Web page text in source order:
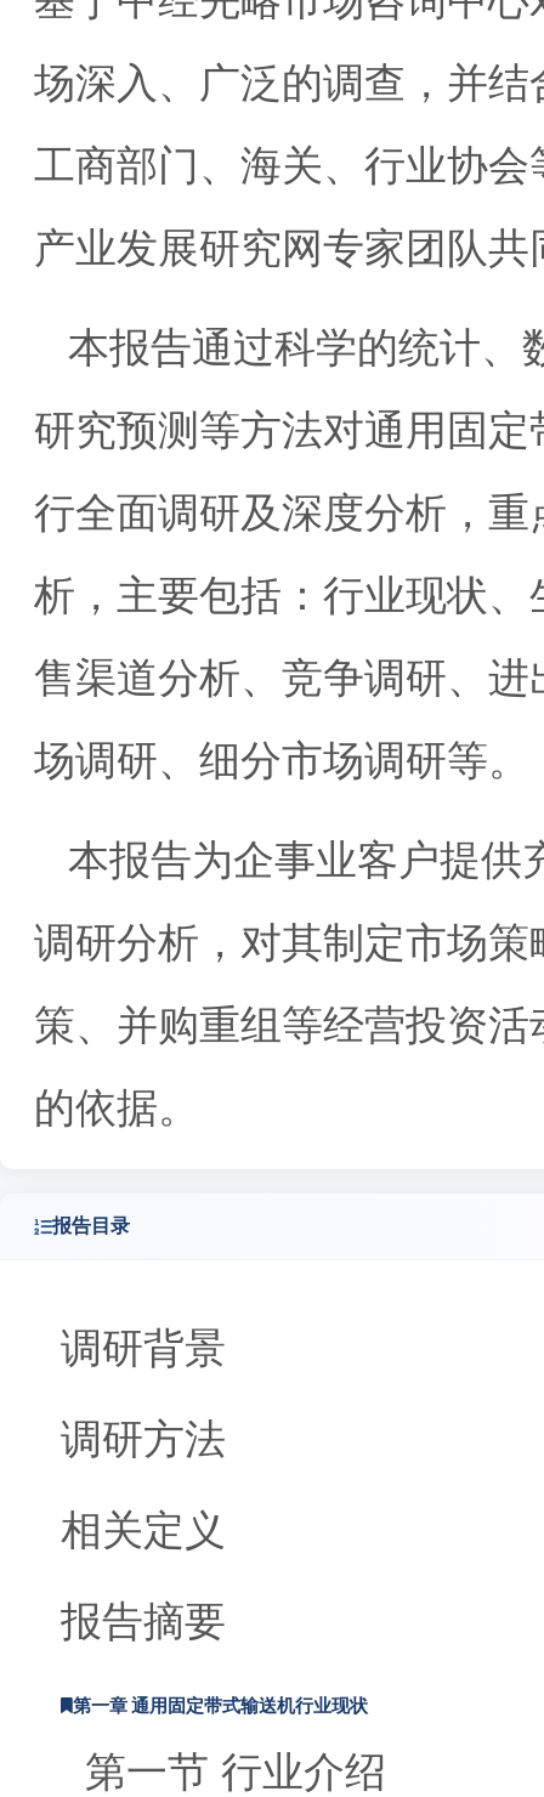
场深入、广泛的调查，并
工商部门、海关、行业协
产业发展研究网专家团队共
本报告通过科学的统计、
研究预测等方法对通用固
行全面调研及深度分析，
析，主要包括：行业现状
售渠道分析、竞争调研、
场调研、细分市场调研等。
本报告为企事业客户提供
调研分析，对其制定市场
策、并购重组等经营投资
的依据。
报告目录
调研背景
调研方法
相关定义
报告摘要
第一章 通用固定带式输送机行业现状
第一节 行业介绍